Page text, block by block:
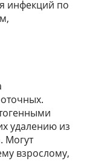
инфекций по
удалению из
Могут
взрослому,